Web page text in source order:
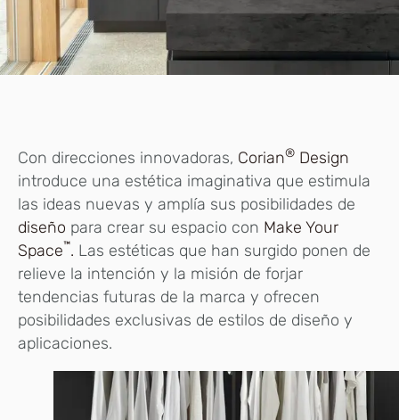
Con direcciones innovadoras, Corian® Design
introduce una estética imaginativa que estimula
las ideas nuevas y amplía sus posibilidades de
diseño para crear su espacio con Make Your
Space™. Las estéticas que han surgido ponen de
relieve la intención y la misión de forjar
tendencias futuras de la marca y ofrecen
posibilidades exclusivas de estilos de diseño y
aplicaciones.